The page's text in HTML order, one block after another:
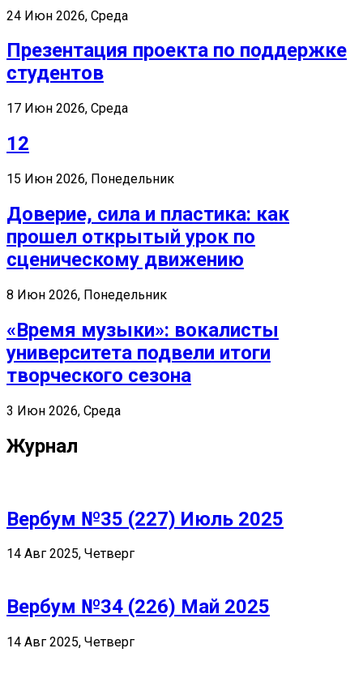
24 Июн 2026, Среда
Презентация проекта по поддержке
студентов
17 Июн 2026, Среда
12
15 Июн 2026, Понедельник
Доверие, сила и пластика: как
прошел открытый урок по
сценическому движению
8 Июн 2026, Понедельник
«Время музыки»: вокалисты
университета подвели итоги
творческого сезона
3 Июн 2026, Среда
Журнал
Вербум №35 (227) Июль 2025
14 Авг 2025, Четверг
Вербум №34 (226) Май 2025
14 Авг 2025, Четверг